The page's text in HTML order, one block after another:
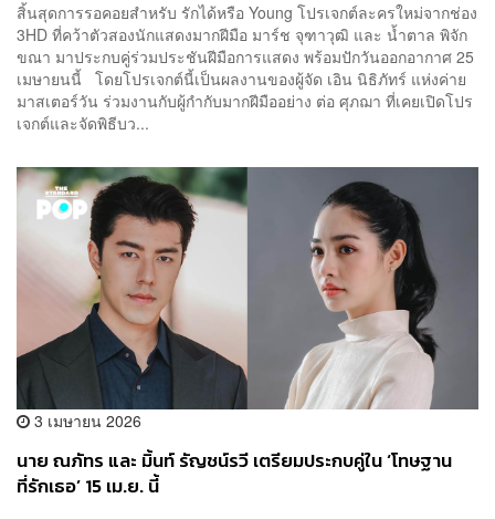
สิ้นสุดการรอคอยสำหรับ รักได้หรือ Young โปรเจกต์ละครใหม่จากช่อง
3HD ที่คว้าตัวสองนักแสดงมากฝีมือ มาร์ช จุฑาวุฒิ และ น้ำตาล พิจัก
ขณา มาประกบคู่ร่วมประชันฝีมือการแสดง พร้อมปักวันออกอากาศ 25
เมษายนนี้ โดยโปรเจกต์นี้เป็นผลงานของผู้จัด เอิน นิธิภัทร์ แห่งค่าย
มาสเตอร์วัน ร่วมงานกับผู้กำกับมากฝีมืออย่าง ต่อ ศุภฌา ที่เคยเปิดโปร
เจกต์และจัดพิธีบว...
3 เมษายน 2026
นาย ณภัทร และ มิ้นท์ รัญชน์รวี เตรียมประกบคู่ใน ‘โทษฐาน
ที่รักเธอ’ 15 เม.ย. นี้